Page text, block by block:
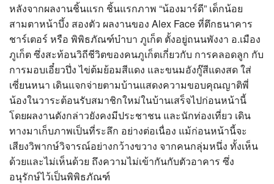
หลังจากผลงานชิ้นแรก ชิ้นแรกภาพ “น้องมาร์ดี” เด็กน้อย
สามตาหน้าบึ้ง สองตัว ผลงานของ Alex Face ที่ตึกธนาคาร
ชาร์เตอร์ หรือ พิพิธภัณฑ์บ๋าบา ภูเก็ต ตั้งอยู่ถนนพังงา อ.เมือง
ภูเก็ต ซึ่งสะท้อนวิถีชีวิตของคนภูเก็ตเกี่ยวกับ การคลอดลูก กับ
การมอบเอี๋ยวปึ่ง ไข่ต้มย้อมสีแดง และขนมอังกู๊สีแดงสด ใส่
เซี่ยนหนา เดินแจกจ่ายตามบ้านแสดงความขอบคุณญาติพี่
น้องในวาระต้อนรับสมาชิกใหม่ในบ้านเสร็จไปก่อนหน้านี้
โดยผลงานดังกล่าวยังคงมีประชาชน และนักท่องเที่ยว เดิน
ทางมาเก็บภาพเป็นที่ระลึก อย่างต่อเนื่อง แม้ก่อนหน้านี้จะ
เสียงวิพากษ์วิจารณ์อย่างกว้างขวาง จากคนกลุ่มหนึ่ง ทั้งเห็น
ด้วยและไม่เห็นด้วย ถึงความไม่เข้ากันกับตัวอาคาร ซึ่ง
อนุรักษ์ไว้เป็นพิพิธภัณฑ์